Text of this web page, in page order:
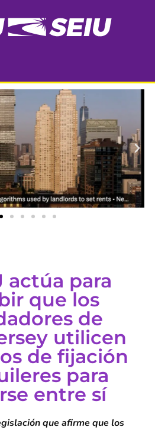
actúa para
que los
de
utilicen
de fijación
para
entre sí
que afirme que los